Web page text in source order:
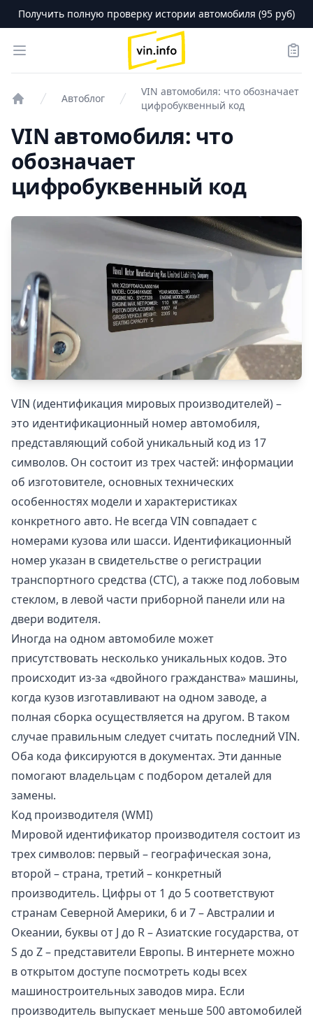
Получить полную проверку истории автомобиля (95 руб)
Open menu
logo
Автоблог
VIN автомобиля: что обозначает
цифробуквенный код
VIN автомобиля: что
обозначает
цифробуквенный код
VIN (идентификация мировых производителей) –
это идентификационный номер автомобиля,
представляющий собой уникальный код из 17
символов. Он состоит из трех частей: информации
об изготовителе, основных технических
особенностях модели и характеристиках
конкретного авто. Не всегда VIN совпадает с
номерами кузова или шасси. Идентификационный
номер указан в свидетельстве о регистрации
транспортного средства (СТС), а также под лобовым
стеклом, в левой части приборной панели или на
двери водителя.
Иногда на одном автомобиле может
присутствовать несколько уникальных кодов. Это
происходит из-за «двойного гражданства» машины,
когда кузов изготавливают на одном заводе, а
полная сборка осуществляется на другом. В таком
случае правильным следует считать последний VIN.
Оба кода фиксируются в документах. Эти данные
помогают владельцам с подбором деталей для
замены.
Код производителя (WMI)
Мировой идентификатор производителя состоит из
трех символов: первый – географическая зона,
второй – страна, третий – конкретный
производитель. Цифры от 1 до 5 соответствуют
странам Северной Америки, 6 и 7 – Австралии и
Океании, буквы от J до R – Азиатские государства, от
S до Z – представители Европы. В интернете можно
в открытом доступе посмотреть коды всех
машиностроительных заводов мира. Если
производитель выпускает меньше 500 автомобилей